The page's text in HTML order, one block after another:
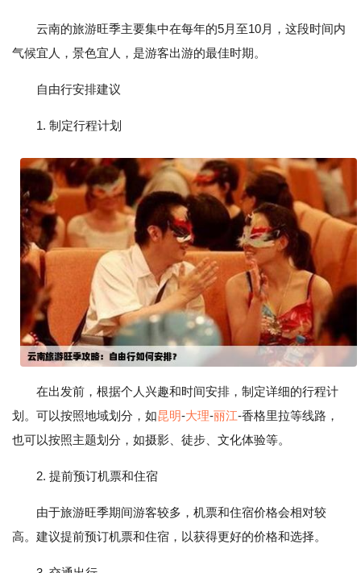
云南的旅游旺季主要集中在每年的5月至10月，这段时间内
气候宜人，景色宜人，是游客出游的最佳时期。
自由行安排建议
1. 制定行程计划
在出发前，根据个人兴趣和时间安排，制定详细的行程计
划。可以按照地域划分，如昆明-大理-丽江-香格里拉等线路，
也可以按照主题划分，如摄影、徒步、文化体验等。
2. 提前预订机票和住宿
由于旅游旺季期间游客较多，机票和住宿价格会相对较
高。建议提前预订机票和住宿，以获得更好的价格和选择。